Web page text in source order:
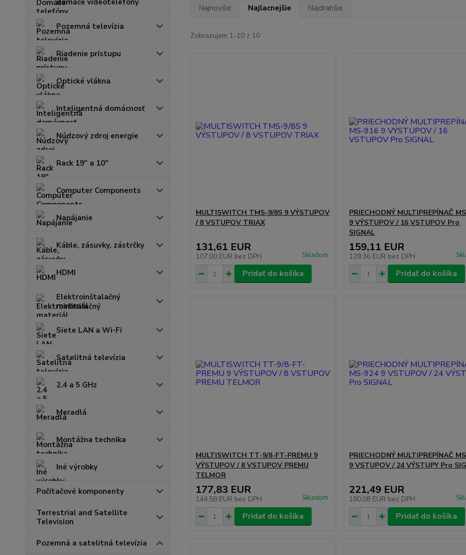
Pozemná televízia
Riadenie prístupu
Optické vlákna
Inteligentná domácnosť
Núdzový zdroj energie
Rack 19" a 10"
Computer Components
Napájanie
Káble, zásuvky, zástrčky
HDMI
Elektroinštalačný
materiál
Siete LAN a Wi-Fi
Satelitná televízia
2.4 a 5 GHz
Meradlá
Montážna technika
Iné výrobky
Počítačové komponenty
Terrestrial and Satellite
Television
Pozemná a satelitná televízia
Najnovšie Najlacnejšie Najdrahšie
Zobrazujem 1-10 z 10
MULTISWITCH TMS-9/8S 9 VÝSTUPOV
/ 8 VSTUPOV TRIAX
131,61 EUR
107,00 EUR bez DPH Skladom
Pridať do košíka
PRIECHODNÝ MULTIPREPÍNAČ
9 VÝSTUPOV / 16 VSTUPOV Pro
SIGNAL
159,11 EUR
129,36 EUR bez DPH
Pridať do košíka
MULTISWITCH TT-9/8-FT-PREMU 9
VÝSTUPOV / 8 VSTUPOV PREMU
TELMOR
177,83 EUR
144,58 EUR bez DPH Skladom
Pridať do košíka
PRIECHODNÝ MULTIPREPÍNAČ
9 VSTUPOV / 24 VÝSTUPY Pro
221,49 EUR
180,08 EUR bez DPH
Pridať do košíka